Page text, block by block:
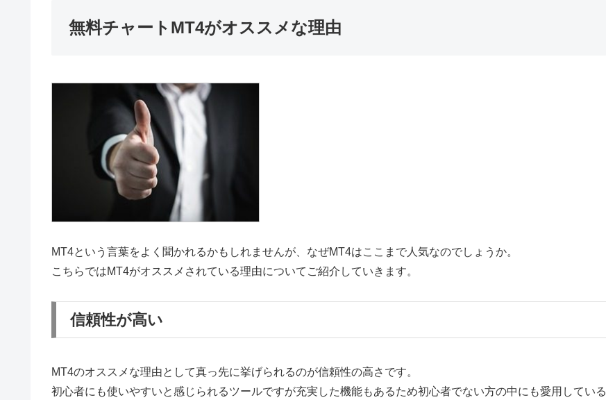
無料チャートMT4がオススメな理由
MT4という言葉をよく聞かれるかもしれませんが、なぜMT4はここまで人気なのでしょうか。
こちらではMT4がオススメされている理由についてご紹介していきます。
信頼性が高い
MT4のオススメな理由として真っ先に挙げられるのが信頼性の高さです。
初心者にも使いやすいと感じられるツールですが充実した機能もあるため初心者でない方の中にも愛用している